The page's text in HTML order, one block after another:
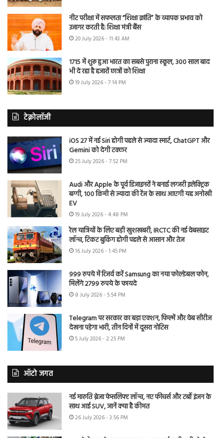
नीट परीक्षा में सफलता “शिक्षा क्रांति” के व्यापक प्रभाव को
उजागर करती है: शिक्षा मंत्री बैंस
20 July 2026 - 11:43 AM
1715 में शुरू हुआ भारत का सबसे पुराना स्कूल, 300 साल बाद
भी दे रहा है हजारों छात्रों को शिक्षा
19 July 2026 - 7:14 PM
टेक्नोलॉजी
iOS 27 में नई Siri होगी पहले से ज्यादा स्मार्ट, ChatGPT और
Gemini को देगी टक्कर
25 July 2026 - 7:52 PM
Audi और Apple के पूर्व डिजाइनरों ने बनाई लग्जरी इलेक्ट्रिक
बग्गी, 100 किमी से ज्यादा की रेंज के साथ आएगी यह अनोखी
EV
19 July 2026 - 4:48 PM
रेल यात्रियों के लिए बड़ी खुशखबरी, IRCTC की नई वेबसाइट
लॉन्च, टिकट बुकिंग होगी पहले से आसान और तेज
16 July 2026 - 1:45 PM
999 रुपये में रिजर्व करें Samsung का नया फोल्डेबल फोन,
मिलेंगे 2799 रुपये के फायदे
8 July 2026 - 5:54 PM
Telegram पर सरकार का बड़ा एक्शन, फिल्में और वेब सीरीज
देखना पड़ेगा भारी, तीन दिनों में दूसरा नोटिस
5 July 2026 - 2:25 PM
ऑटो जगत
नई मारुति ब्रेजा फेसलिफ्ट लॉन्च, नए फीचर्स और टर्बो इंजन के
साथ आई SUV, जानें क्या है कीमत
26 July 2026 - 3:56 PM